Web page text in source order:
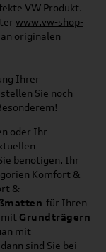
VW Produkt.
www.vw-shop-
originalen
Ihrer
Sie noch
oder Ihr
benötigen. Ihr
Komfort &
&
für Ihren
mit Grundträgern
mit
sind Sie bei